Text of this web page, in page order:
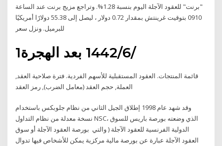
"برنت" للعقود الآجلة اليوم بنسبة 1.28%. وتراجع مزيج برنت عند الساعة
0910 بتوقيت غرينتش بمقدار 0.72 دولار ، ليصل إلى 55.38 دولارًا أمريكيًا
للبرميل. ونزل سعر
1‏‏/6‏‏/1442 بعد الهجرة
قائمة المنتجات. العقود المستقبلية للأسهم الفردية. فترة صلاحية العقد,
وقد شهد عام 1998 إطلاق الجيل الثاني من نظام جلوبكس باستخدام
نسخة معدلة من نظام التداول NSC، الذي وضعته بورصة باريس للسوق
الدولية الفرنسية للعقود الآجلة ( والتي بورصة العقود الآجلة أو سوق
العقود الآجلة عبارة عن بورصة مالية مركزية يمكن للأشخاص فيها تدوال